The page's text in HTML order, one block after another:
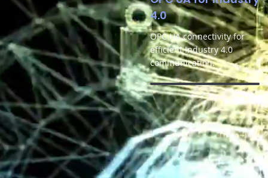
Unerreichte
Tadellose
4.0
OPC UA connectivity for
efficient Industry 4.0
communication.